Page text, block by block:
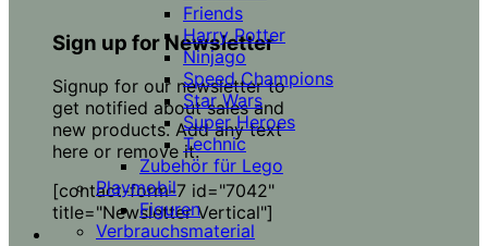
Sign up for Newsletter
Signup for our newsletter to
get notified about sales and
new products. Add any text
here or remove it.
[contact-form-7 id="7042"
title="Newsletter Vertical"]
Friends
Harry Potter
Ninjago
Speed Champions
Star Wars
Super Heroes
Technic
Zubehör für Lego
Playmobil
Figuren
Verbrauchsmaterial